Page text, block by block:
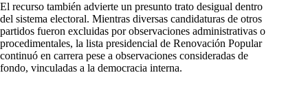
El recurso también advierte un presunto trato desigual dentro
del sistema electoral. Mientras diversas candidaturas de otros
partidos fueron excluidas por observaciones administrativas o
procedimentales, la lista presidencial de Renovación Popular
continuó en carrera pese a observaciones consideradas de
fondo, vinculadas a la democracia interna.